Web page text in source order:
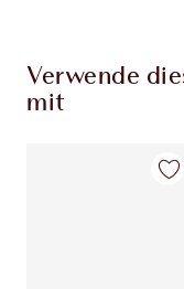
Verwende
mit